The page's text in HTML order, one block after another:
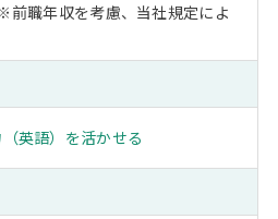
職年収を考慮、当社規定によ
英語）を活かせる